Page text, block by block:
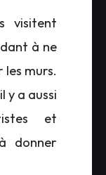
visitent
à ne
murs.
y a aussi
et
donner